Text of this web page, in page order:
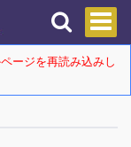
ージを再読み込みし